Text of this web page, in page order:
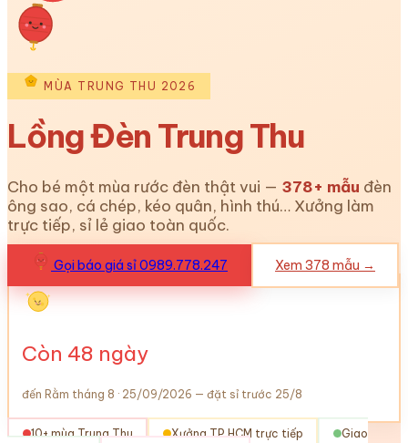
MÙA TRUNG THU 2026
Lồng Đèn Trung Thu
Cho bé một mùa rước đèn thật vui — 378+ mẫu đèn
ông sao, cá chép, kéo quân, hình thú… Xưởng làm
trực tiếp, sỉ lẻ giao toàn quốc.
Gọi báo giá sỉ 0989.778.247 Xem 378 mẫu →
Còn 48 ngày
đến Rằm tháng 8 · 25/09/2026 — đặt sỉ trước 25/8
10+ mùa Trung Thu Xưởng TP.HCM trực tiếp
Giao